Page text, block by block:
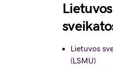
Lietuvos
(LSMU)